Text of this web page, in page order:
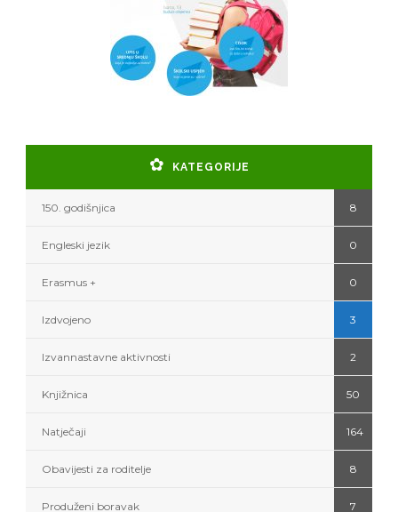
KATEGORIJE
150. godišnjica 8
Engleski jezik 0
Erasmus + 0
Izdvojeno 3
Izvannastavne aktivnosti 2
Knjižnica 50
Natječaji 164
Obavijesti za roditelje 8
Produženi boravak 7